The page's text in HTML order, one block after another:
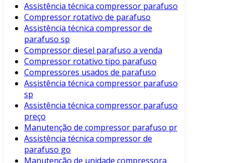
Assistência técnica compressor parafuso
Compressor rotativo de parafuso
Assistência técnica compressor de
parafuso sp
Compressor diesel parafuso a venda
Compressor rotativo tipo parafuso
Compressores usados de parafuso
Assistência técnica compressor parafuso
sp
Assistência técnica compressor parafuso
preço
Manutenção de compressor parafuso pr
Assistência técnica compressor de
parafuso go
Manutenção de unidade compressora